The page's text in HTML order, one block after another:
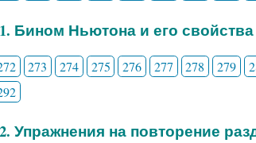
Бином Ньютона и его свойства
273 274 275 276 277 278 279
Упражнения на повторение